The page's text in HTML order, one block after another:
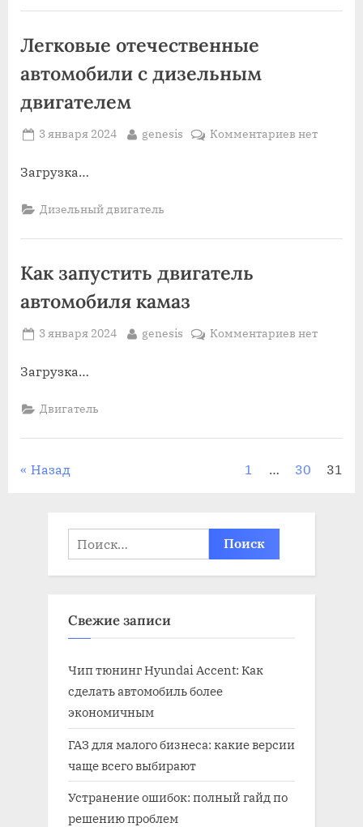
автомобиля”
Легковые отечественные
автомобили с дизельным
двигателем
Posted
3 января 2024 By
genesis Комментариевкнет
Загрузка…
Дизельный двигатель
Как запустить двигатель
автомобиля камаз
Posted
3 января 2024 By
genesis Комментариевкнет
Загрузка…
Двигатель
Пагинация
Назад 1 … 30 31
Найти:
Свежие записи
Чип тюнинг Hyundai Accent: Как
сделать автомобиль более
экономичным
ГАЗ для малого бизнеса: какие версии
чаще всего выбирают
Устранение ошибок: полный гайд по
решению проблем